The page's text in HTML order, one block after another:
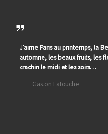
J’aime Paris au printemps, la
automne, les beaux fruits, les
crachin le midi et les soirs…
Gaston Latouche